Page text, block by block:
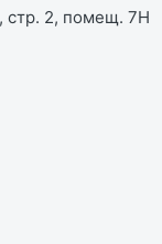
стр. 2, помещ. 7Н